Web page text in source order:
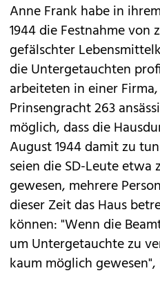
Anne Frank habe in
1944 die Festnahme
gefälschter
die Untergetauchten
arbeiteten in einer
Prinsengracht 263
möglich, dass die
August 1944 damit zu
seien die SD-Leute etwa
gewesen, mehrere
dieser Zeit das Haus
können: "Wenn die
um Untergetauchte zu
kaum möglich